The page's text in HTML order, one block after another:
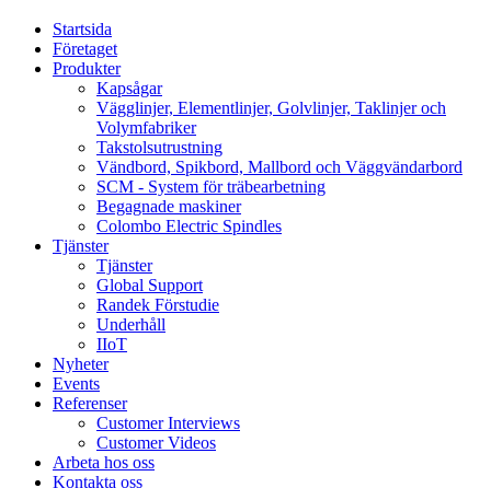
Startsida
Företaget
Produkter
Kapsågar
Vägglinjer, Elementlinjer, Golvlinjer, Taklinjer och
Volymfabriker
Takstolsutrustning
Vändbord, Spikbord, Mallbord och Väggvändarbord
SCM - System för träbearbetning
Begagnade maskiner
Colombo Electric Spindles
Tjänster
Tjänster
Global Support
Randek Förstudie
Underhåll
IIoT
Nyheter
Events
Referenser
Customer Interviews
Customer Videos
Arbeta hos oss
Kontakta oss